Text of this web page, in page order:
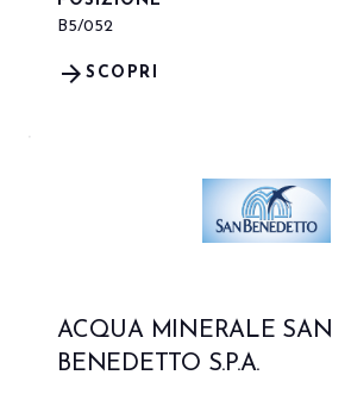
B5/052
SCOPRI
arrow_forward
ACQUA MINERALE SAN
BENEDETTO S.P.A.